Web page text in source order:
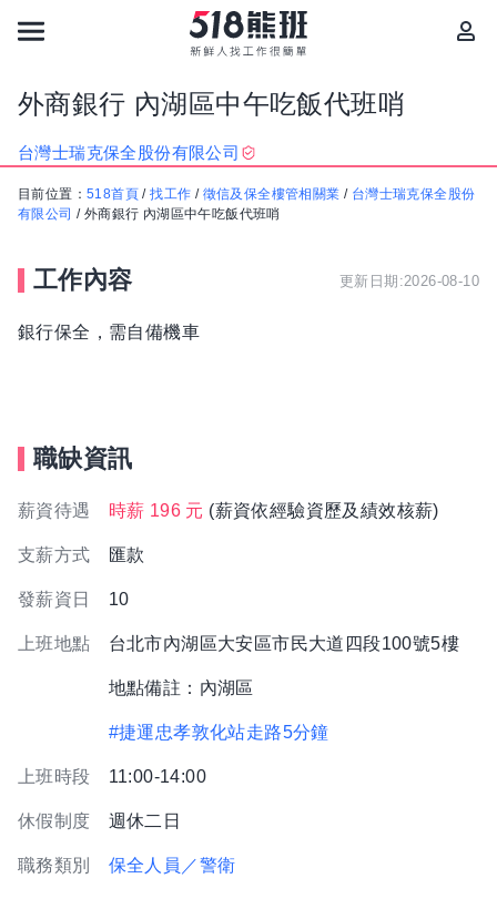
外商銀行 內湖區中午吃飯代班哨
台灣士瑞克保全股份有限公司
目前位置： 518首頁 /找工作 / 徵信及保全樓管相關業 / 台灣士瑞克保全股份
有限公司 / 外商銀行 內湖區中午吃飯代班哨
工作內容 更新日期:2026-08-10
銀行保全，需自備機車
職缺資訊
薪資待遇 時薪 196 元 (薪資依經驗資歷及績效核薪)
支薪方式 匯款
發薪資日 10
上班地點 台北市內湖區大安區市民大道四段100號5樓
地點備註：內湖區
#捷運忠孝敦化站走路5分鐘
上班時段 11:00-14:00
休假制度 週休二日
職務類別 保全人員／警衛